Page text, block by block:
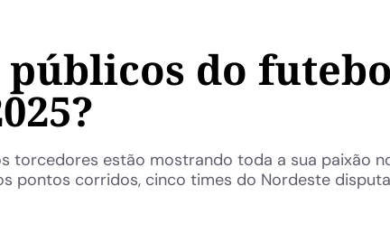
públicos do
torcedores estão mostrando toda a sua paixão
pontos corridos, cinco times do Nordeste